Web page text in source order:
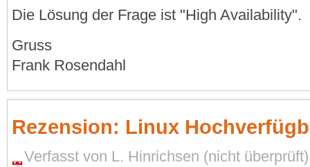
Die Lösung der Frage ist "High Availability".
Gruss
Frank Rosendahl
Rezension: Linux
Verfasst von L. Hinrichsen (nicht